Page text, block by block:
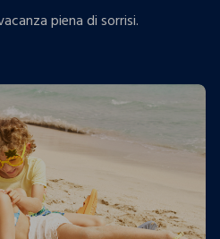
piena di sorrisi.